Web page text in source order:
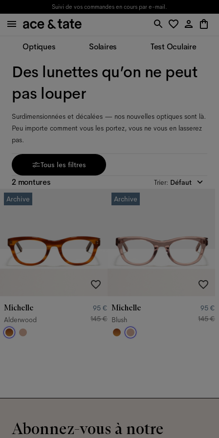
Suivi de vos commandes en cours par e-mail.
Optiques Solaires Test Oculaire
Des lunettes qu’on ne peut
pas louper
Surdimensionnées et décalées — nos nouvelles optiques sont là.
Peu importe comment vous les portez, vous ne vous en lasserez
pas.
Tous les filtres
2 montures Trier: Défaut
Archive
Michelle
95 €
Alderwood
145 €
Archive
Michelle
95 €
Blush
145 €
Abonnez-vous à notre